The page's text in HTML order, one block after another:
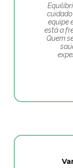
equipe
está a
Quem